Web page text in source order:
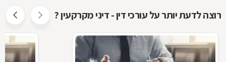
רוצה לדעת יותר על עורכי דין - דיני מקרקעין ?